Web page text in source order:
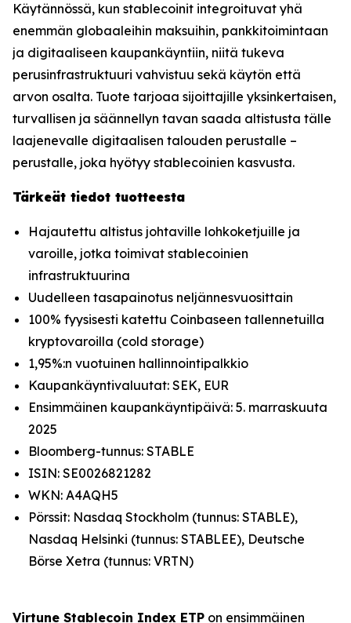
Käytännössä, kun stablecoinit integroituvat yhä
enemmän globaaleihin maksuihin, pankkitoimintaan
ja digitaaliseen kaupankäyntiin, niitä tukeva
perusinfrastruktuuri vahvistuu sekä käytön että
arvon osalta. Tuote tarjoaa sijoittajille yksinkertaisen,
turvallisen ja säännellyn tavan saada altistusta tälle
laajenevalle digitaalisen talouden perustalle –
perustalle, joka hyötyy stablecoinien kasvusta.
Tärkeät tiedot tuotteesta
Hajautettu altistus johtaville lohkoketjuille ja
varoille, jotka toimivat stablecoinien
infrastruktuurina
Uudelleen tasapainotus neljännesvuosittain
100% fyysisesti katettu Coinbaseen tallennetuilla
kryptovaroilla (cold storage)
1,95%:n vuotuinen hallinnointipalkkio
Kaupankäyntivaluutat: SEK, EUR
Ensimmäinen kaupankäyntipäivä: 5. marraskuuta
2025
Bloomberg-tunnus: STABLE
ISIN: SE0026821282
WKN: A4AQH5
Pörssit: Nasdaq Stockholm (tunnus: STABLE),
Nasdaq Helsinki (tunnus: STABLEE), Deutsche
Börse Xetra (tunnus: VRTN)
Virtune Stablecoin Index ETP on ensimmäinen